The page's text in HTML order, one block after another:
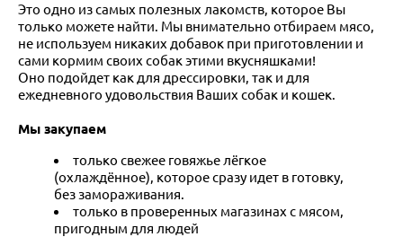
Это одно из самых полезных лакомств, которое Вы
только можете найти. Мы внимательно отбираем мясо,
не используем никаких добавок при приготовлении и
сами кормим своих собак этими вкусняшками!
Оно подойдет как для дрессировки, так и для
ежедневного удовольствия Ваших собак и кошек.
Мы закупаем
только свежее говяжье лёгкое
(охлаждённое), которое сразу идет в готовку,
без замораживания.
только в проверенных магазинах с мясом,
пригодным для людей